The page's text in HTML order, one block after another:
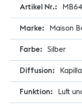
Maison
Silber
Luft